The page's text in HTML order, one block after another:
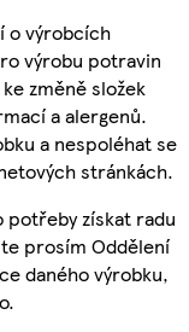
o výrobcích
výrobu potravin
změně složek
a alergenů.
a nespoléhat se
stránkách.
potřeby získat radu
prosím Oddělení
daného výrobku,